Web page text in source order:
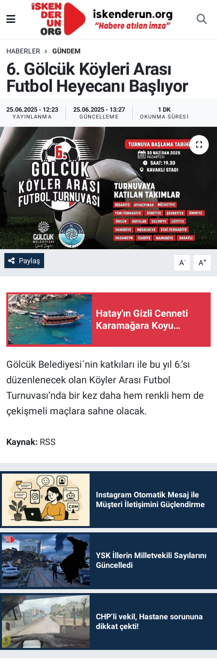
HABERLER GÜNDEM
6. Gölcük Köyleri Arası
Futbol Heyecanı Başlıyor
25.06.2025 - 12:23
YAYINLANMA
25.06.2025 - 13:27
GÜNCELLEME
1 DK
OKUNMA SÜRESI
Paylaş A- A+
Hatay'ın Gizli Cenneti
Karamağara Koyu…
Gölcük Belediyesi´nin katkıları ile bu yıl 6.’sı
düzenlenecek olan Köyler Arası Futbol
Turnuvası’nda bir kez daha hem renkli hem de
çekişmeli maçlara sahne olacak.
Kaynak: RSS
Instagram Otomatik Mesaj ile
Müşteri İletişimini Güçlendirme
YSK İllerin Milletvekili Sayılarını
Güncelledi
CHP’li vekil, Hastane sorununa
dikkat çekti!